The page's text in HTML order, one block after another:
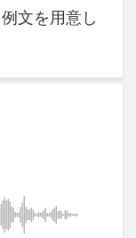
文を用意し